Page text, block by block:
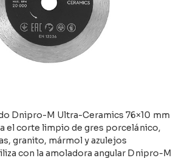
Dnipro-M Ultra-Ceramics 76×10 mm
el corte limpio de gres porcelánico,
granito, mármol y azulejos
con la amoladora angular Dnipro-M